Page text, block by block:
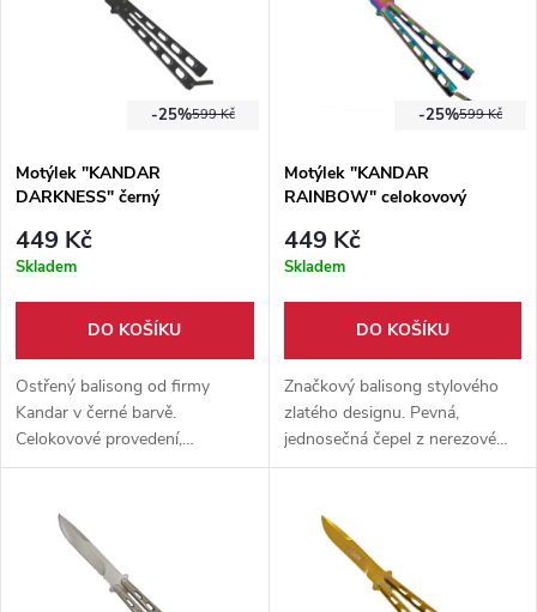
599 Kč
-25%
Motýlek "KANDAR
DARKNESS" černý
449 Kč
Skladem
DO KOŠÍKU
Ostřený balisong od firmy
Kandar v černé barvě.
Celokovové provedení,
spolehlivá pojistka a nýtování.
opravdové profesionály.
599 Kč
-25%
Motýlek "KANDAR
RAINBOW" celokovový
449 Kč
Skladem
DO KOŠÍKU
Značkový balisong stylového
zlatého designu. Pevná,
jednosečná čepel z nerezové
oceli. Ideální nástroj pro